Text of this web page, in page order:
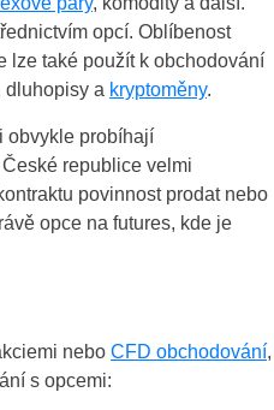
opcí. Oblíbenost
lze také použít k obchodování
dluhopisy a kryptoměny.
obvykle probíhají
republice velmi
povinnost prodat nebo
opce na futures, kde je
nebo CFD obchodování,
s opcemi: